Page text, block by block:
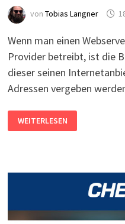
von Tobias Langner
Wenn man einen
Provider betreibt, ist die
dieser seinen
Adressen vergeben
WINDOWS-
WEBSERVER
ALS
ÄNDERT
WEITERLESEN